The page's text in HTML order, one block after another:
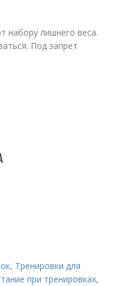
набору лишнего веса.
Под запрет
, Тренировки для
при тренировках,